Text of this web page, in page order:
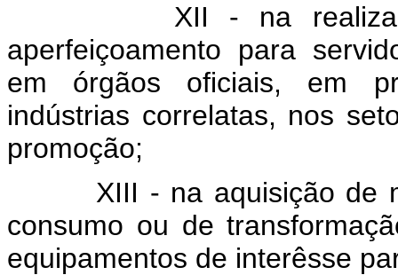
XII - na
aperfeiçoamento para
em órgãos oficiais, em
indústrias correlatas, nos
promoção;
XIII - na aquisição de
consumo ou de
equipamentos de interêsse